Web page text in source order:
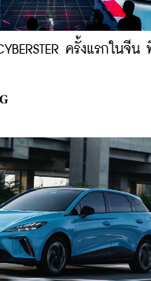
ครั้งแรกในจีน